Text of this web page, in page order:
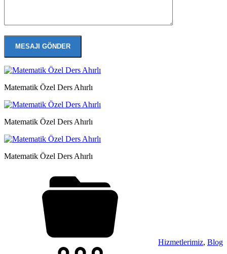
Matematik Özel Ders Ahırlı
Matematik Özel Ders Ahırlı
Matematik Özel Ders Ahırlı
Hizmetlerimiz, Blog